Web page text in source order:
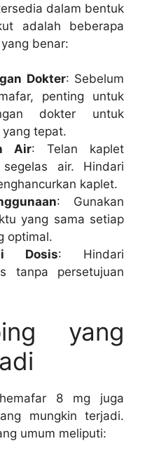
dalam bentuk
adalah beberapa
benar:
Dokter: Sebelum
penting untuk
dokter untuk
tepat.
Air: Telan kaplet
air. Hindari
kaplet.
: Gunakan
yang sama setiap
optimal.
Dosis: Hindari
tanpa persetujuan
yang
8 mg juga
mungkin terjadi.
umum meliputi: